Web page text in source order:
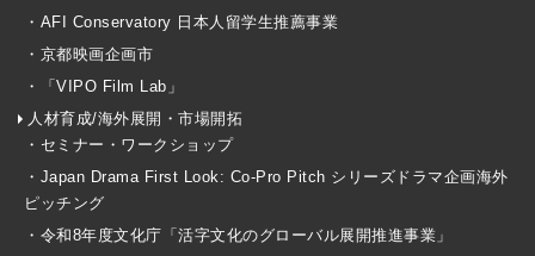
・AFI Conservatory 日本人留学生推薦事業
・京都映画企画市
・「VIPO Film Lab」
人材育成/海外展開・市場開拓
・セミナー・ワークショップ
・Japan Drama First Look: Co-Pro Pitch シリーズドラマ企画海外
ピッチング
・令和8年度文化庁「活字文化のグローバル展開推進事業」